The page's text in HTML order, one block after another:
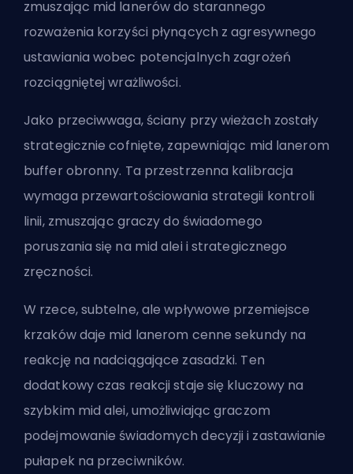
zmuszając mid lanerów do starannego
rozważenia korzyści płynących z agresywnego
ustawiania wobec potencjalnych zagrożeń
rozciągniętej wrażliwości.
Jako przeciwwaga, ściany przy wieżach zostały
strategicznie cofnięte, zapewniając mid lanerom
buffer obronny. Ta przestrzenna kalibracja
wymaga przewartościowania strategii kontroli
linii, zmuszając graczy do świadomego
poruszania się na mid alei i strategicznego
zręczności.
W rzece, subtelne, ale wpływowe przemiejsce
krzaków daje mid lanerom cenne sekundy na
reakcję na nadciągające zasadzki. Ten
dodatkowy czas reakcji staje się kluczowy na
szybkim mid alei, umożliwiając graczom
podejmowanie świadomych decyzji i zastawianie
pułapek na przeciwników.